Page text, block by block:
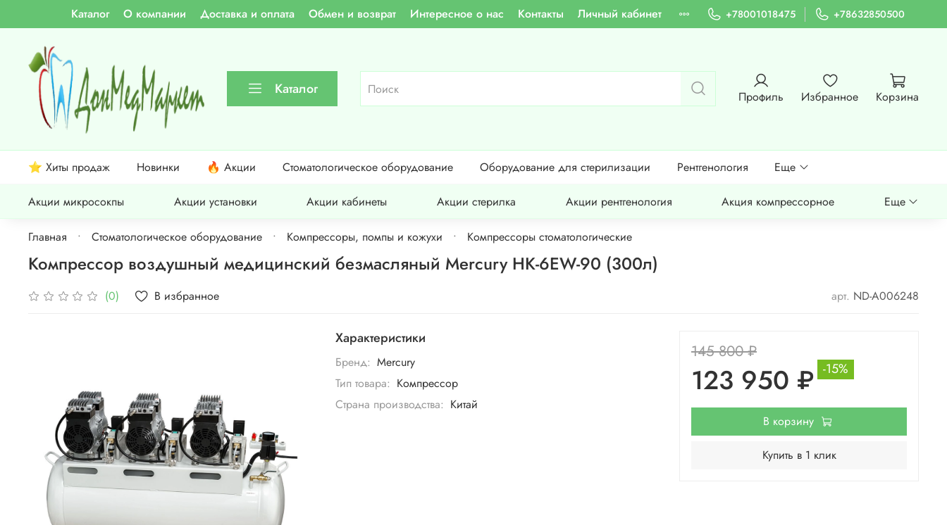
Каталог О компании Доставка и оплата Обмен и возврат Интересное о нас Контакты Личный кабинет +78001018475 +78632850500
Каталог Профиль Избранное Корзина
⭐ Хиты продаж Новинки 🔥 Акции Стоматологическое оборудование Оборудование для стерилизации Рентгенология Еще
Акции микросокпы Акции установки Акции кабинеты Акции стерилка Акции рентгенология Акция компрессорное Еще
Главная Стоматологическое оборудование Компрессоры, помпы и кожухи Компрессоры стоматологические
Компрессор воздушный медицинский безмасляный Mercury HK-6EW-90 (300л)
(0) В избранное арт. ND-A006248
Характеристики
Бренд: Mercury
Тип товара: Компрессор
Страна производства: Китай
145 800 ₽
123 950 ₽ -15%
В корзину
Купить в 1 клик